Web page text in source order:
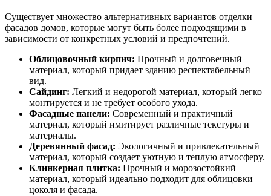
Существует множество альтернативных вариантов отделки
фасадов домов, которые могут быть более подходящими в
зависимости от конкретных условий и предпочтений.
Облицовочный кирпич: Прочный и долговечный
материал, который придает зданию респектабельный
вид.
Сайдинг: Легкий и недорогой материал, который легко
монтируется и не требует особого ухода.
Фасадные панели: Современный и практичный
материал, который имитирует различные текстуры и
материалы.
Деревянный фасад: Экологичный и привлекательный
материал, который создает уютную и теплую атмосферу.
Клинкерная плитка: Прочный и морозостойкий
материал, который идеально подходит для облицовки
цоколя и фасада.